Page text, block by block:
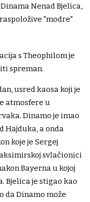
Nenad Bjelica,
"modre"
s Theophilom je
spreman.
usred kaosa koji je
atmosfere u
Dinamo je imao
Hajduka, a onda
koje je Sergej
svlačionici
Bayerna u kojoj
Bjelica je stigao kao
da Dinamo može